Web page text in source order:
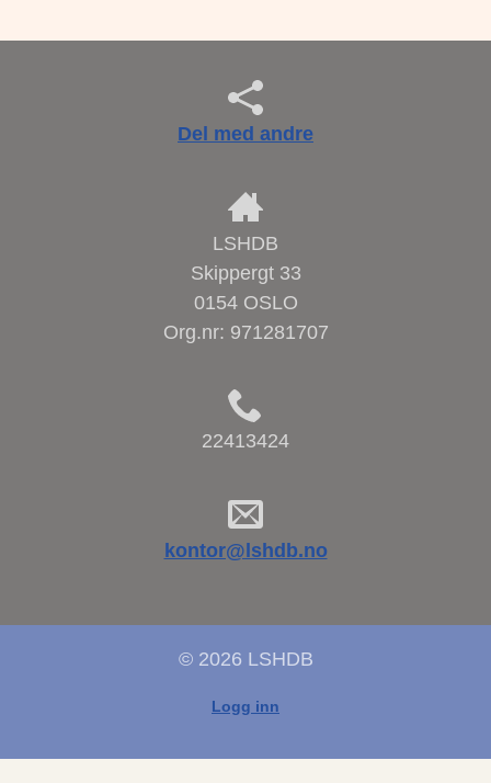
Del med andre
LSHDB
Skippergt 33
0154 OSLO
Org.nr: 971281707
22413424
kontor@lshdb.no
© 2026 LSHDB
Logg inn